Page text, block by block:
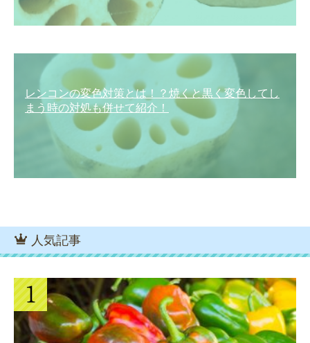
レンコンの変色対策とは！？焼くと黒く変色してし
まう時の対処も併せて紹介！
人気記事